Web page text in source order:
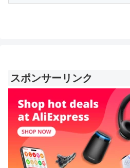
スポンサーリンク